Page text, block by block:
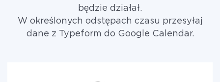
będzie działał.
W określonych odstępach czasu przesyłaj
dane z Typeform do Google Calendar.